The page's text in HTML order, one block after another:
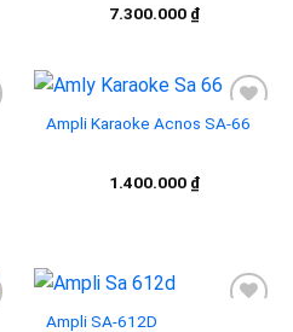
7.300.000 ₫
Ampli Karaoke Acnos SA-66
1.400.000 ₫
Ampli SA-612D